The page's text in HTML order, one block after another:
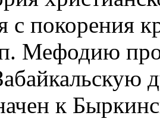
с покорения
Мефодию
к